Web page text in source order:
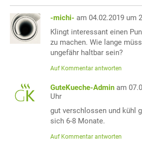
-michi- am 04.02.2019 um
Klingt interessant einen
zu machen. Wie lange
ungefähr haltbar sein?
Auf Kommentar antworten
GuteKueche-Admin am
Uhr
gut verschlossen und kühl
sich 6-8 Monate.
Auf Kommentar antworten